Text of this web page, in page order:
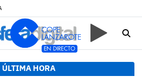
ÚLTIMA HORA